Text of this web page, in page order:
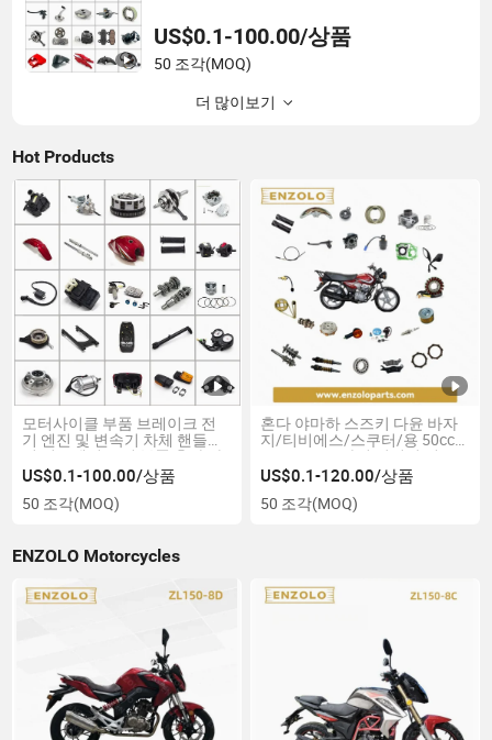
300/Nxr125/Crf230/Xr150/XL185/XL200/Bi
z100 예비
US$0.1-100.00/상품
50 조각(MOQ)
더 많이보기
Hot Products
모터사이클 부품 브레이크 전
기 엔진 및 변속기 차체 핸들링
및 서스펜션 조명 부품 혼다 야
마하 스즈키/티비에스/종센 하
오쥐에 다윤
US$0.1-100.00/상품
50 조각(MOQ)
혼다 야마하 스즈키 다윤 바자
지/티비에스/스쿠터/용 50cc
-200cc 오토바이 실린더 키트
오토바이 예비 부품
US$0.1-120.00/상품
50 조각(MOQ)
ENZOLO Motorcycles